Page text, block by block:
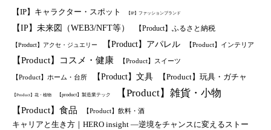
【IP】キャラクター・スポット 【IP】ファッションブランド
【IP】未来図（WEB3/NFT等） 【Product】ふるさと納税
【Product】アクセ・ジュエリー 【Product】アパレル 【Product】インテリア
【Product】コスメ・健康 【Product】スイーツ
【Product】ホーム・台所 【Product】文具 【Product】玩具・ガチャ
【Product】花・植物 【product】製造業テック 【Product】雑貨・小物
【Product】食品 【Product】飲料・酒
キャリアと生き方｜HERO insight —逆境をチャンスに変えるストー